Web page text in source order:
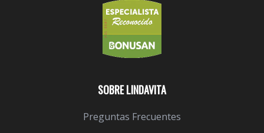
SOBRE LINDAVITA
Preguntas Frecuentes